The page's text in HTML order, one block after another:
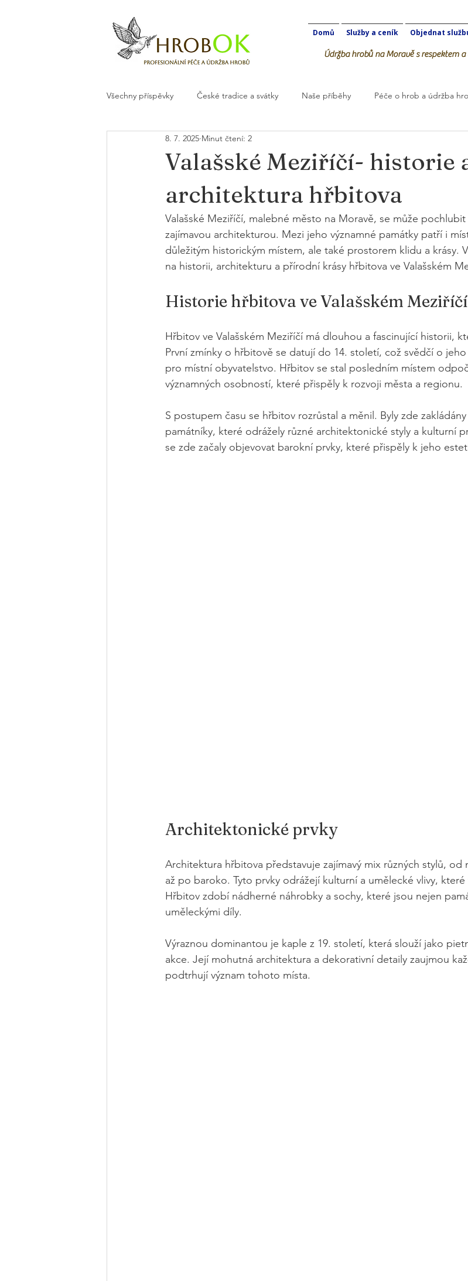
Domů Služby a ceník Objednat
Údržba hrobů na Moravě s respektem
Všechny příspěvky České tradice a svátky Naše příběhy Péče o hrob a údržba
Květiny a dekorace na hrob
Valašské Meziříčí- historie
architektura hřbitova
8. 7. 2025 Minut čtení: 2
Valašské Meziříčí, malebné město na Moravě, se může
zajímavou architekturou. Mezi jeho významné památky patří i
důležitým historickým místem, ale také prostorem klidu a krásy.
na historii, architekturu a přírodní krásy hřbitova ve Valašském
Historie hřbitova ve Valašském Meziříčí
Hřbitov ve Valašském Meziříčí má dlouhou a fascinující historii,
První zmínky o hřbitově se datují do 14. století, což svědčí o
pro místní obyvatelstvo. Hřbitov se stal posledním místem
významných osobností, které přispěly k rozvoji města a regionu.
S postupem času se hřbitov rozrůstal a měnil. Byly zde
památníky, které odrážely různé architektonické styly a kulturní
se zde začaly objevovat barokní prvky, které přispěly k jeho
Architektonické prvky
Architektura hřbitova představuje zajímavý mix různých stylů, od
až po baroko. Tyto prvky odrážejí kulturní a umělecké vlivy,
Hřbitov zdobí nádherné náhrobky a sochy, které jsou nejen
uměleckými díly.
Výraznou dominantou je kaple z 19. století, která slouží jako
akce. Její mohutná architektura a dekorativní detaily zaujmou
podtrhují význam tohoto místa.